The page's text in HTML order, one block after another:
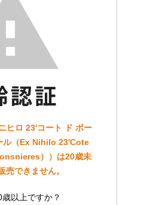
ヒロ 23'コート ド ボー
ル（Ex Nihilo 23'Cote
））は20歳未
売できません。
以上ですか？